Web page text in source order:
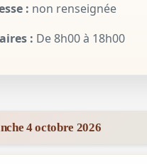
: non renseignée
: De 8h00 à 18h00
4 octobre 2026